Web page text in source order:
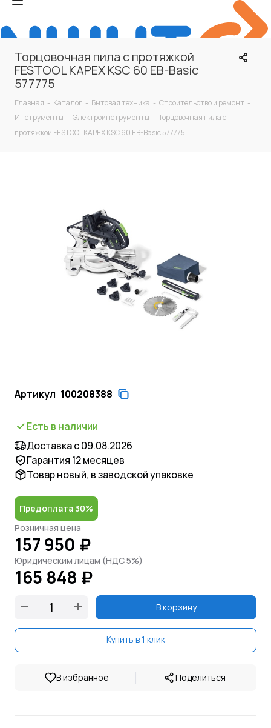
Торцовочная пила с протяжкой
FESTOOL KAPEX KSC 60 EB-Basic
577775
Главная - Каталог - Бытовая техника - Строительство и ремонт -
Инструменты - Электроинструменты - Торцовочная пила с
протяжкой FESTOOL KAPEX KSC 60 EB-Basic 577775
Артикул 100208388
Есть в наличии
Доставка с 09.08.2026
Гарантия 12 месяцев
Товар новый, в заводской упаковке
Предоплата 30%
Розничная цена
157 950 ₽
Юридическим лицам (НДС 5%)
165 848 ₽
В корзину
Купить в 1 клик
В избранное | Поделиться